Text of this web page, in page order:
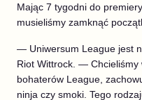
Mając 7 tygodni do
musieliśmy zamknąć
— Uniwersum League jest
Riot Wittrock. — Chcieliśmy
bohaterów League,
ninja czy smoki. Tego